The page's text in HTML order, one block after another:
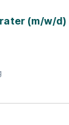
(m/w/d)